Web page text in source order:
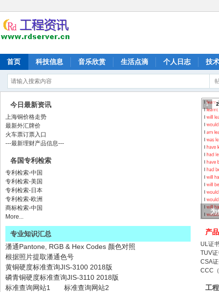
首页 科技信息 音乐欣赏 生活点滴 个人日志 技
今日最新资讯
上海铜价格走势
最新外汇牌价
火车票订票入口
---最新理财产品信息---
各国专利检索
专利检索-中国
专利检索-美国
专利检索-日本
专利检索-欧洲
商标检索-中国
More...
专业知识汇总
潘通Pantone, RGB & Hex Codes 颜色对照
根据照片提取潘通色号
黄铜硬度标准查询JIS-3100 2018版
磷青铜硬度标准查询JIS-3110 2018版
标准查询网站1
标准查询网站2
为
1 2
产
UL证
TUV
CSA
CCC
工